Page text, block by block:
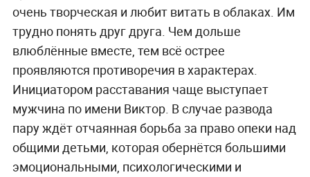
очень творческая и любит витать в облаках. Им
трудно понять друг друга. Чем дольше
влюблённые вместе, тем всё острее
проявляются противоречия в характерах.
Инициатором расставания чаще выступает
мужчина по имени Виктор. В случае развода
пару ждёт отчаянная борьба за право опеки над
общими детьми, которая обернётся большими
эмоциональными, психологическими и